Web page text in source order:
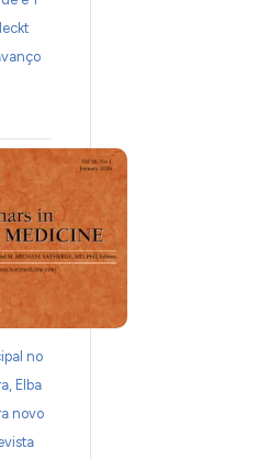
no
Elba
novo